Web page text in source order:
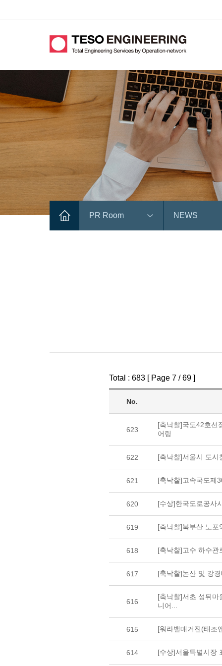
PR Room NEWS
Total : 683 [ Page 7 / 69 ]
No.
623
[축낙찰]국도42호선
어링
622 [축낙찰]서울시 도시
621 [축낙찰]고속국도제
620 [수상]한국도로공사
619 [축낙찰]북부산 노포
618 [축낙찰]고수 하수관
617 [축낙찰]논산 및 강
616
[축낙찰]서초 성뒤마
니어...
615 [워라밸매거진(태조
614 [수상]서울특별시장